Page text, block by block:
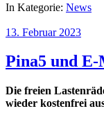
In Kategorie: News
13. Februar 2023
Pina5 und
Die freien
wieder kostenfrei